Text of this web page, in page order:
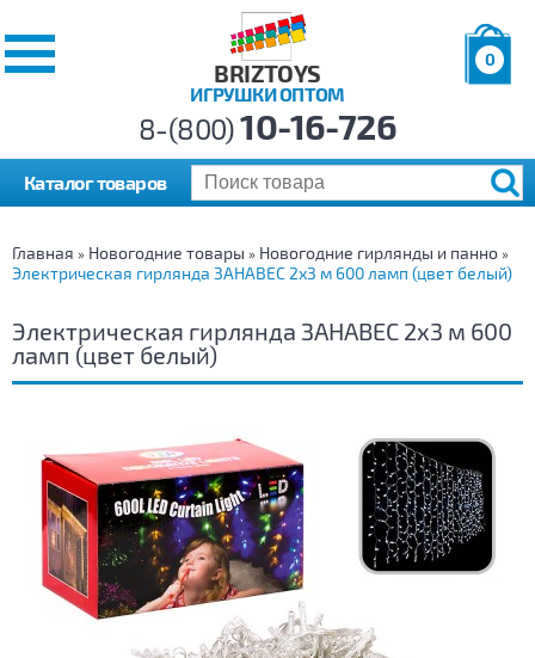
BRIZTOYS
ИГРУШКИ ОПТОМ
0
р.
8-(800)10-16-726
Каталог товаров
Главная » Новогодние товары » Новогодние гирлянды и панно »
Электрическая гирлянда ЗАНАВЕС 2х3 м 600 ламп (цвет белый)
Электрическая гирлянда ЗАНАВЕС 2х3 м 600
ламп (цвет белый)